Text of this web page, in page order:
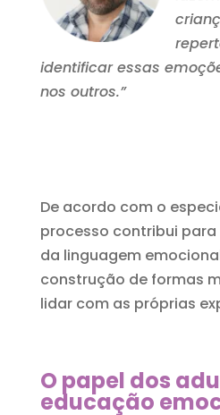
identificar essas
nos outros.”
De acordo com o
processo contribui
da linguagem
construção de formas
lidar com as próprias
O papel dos
educação